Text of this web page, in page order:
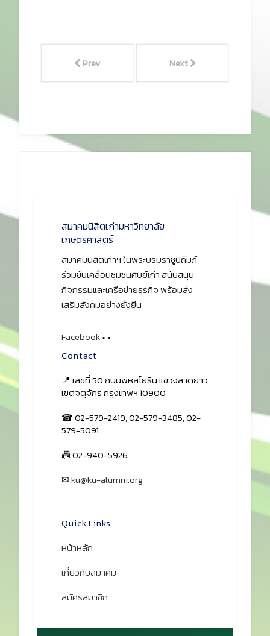
Prev Next
สมาคมนิสิตเก่ามหาวิทยาลัย
เกษตรศาสตร์
สมาคมนิสิตเก่าฯ ในพระบรมราชูปถัมภ์
ร่วมขับเคลื่อนชุมชนศิษย์เก่า สนับสนุน
กิจกรรมและเครือข่ายธุรกิจ พร้อมส่ง
เสริมสังคมอย่างยั่งยืน
Facebook• •
Contact
📍 เลขที่ 50 ถนนพหลโยธิน แขวงลาดยาว
เขตจตุจักร กรุงเทพฯ 10900
☎ 02-579-2419, 02-579-3485, 02-
579-5091
📠 02-940-5926
✉ku@ku-alumni.org
Quick Links
หน้าหลัก
เกี่ยวกับสมาคม
สมัครสมาชิก